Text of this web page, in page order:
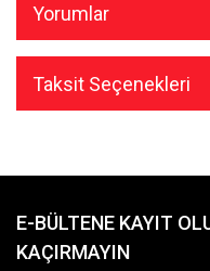
Yorumlar
Taksit Seçenekleri
E-BÜLTENE KAYIT
KAÇIRMAYIN